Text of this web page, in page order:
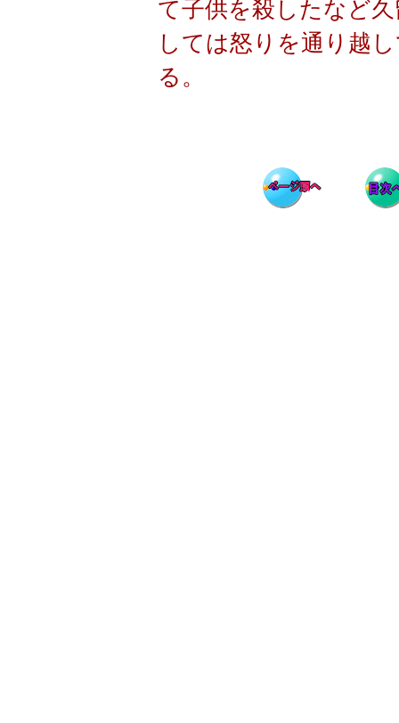
て子供を殺したなど
しては怒りを通り越
る。